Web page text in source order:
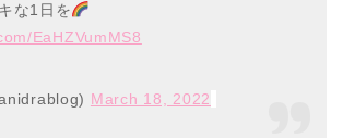
な1日を
EaHZVumMS8
March 18, 2022